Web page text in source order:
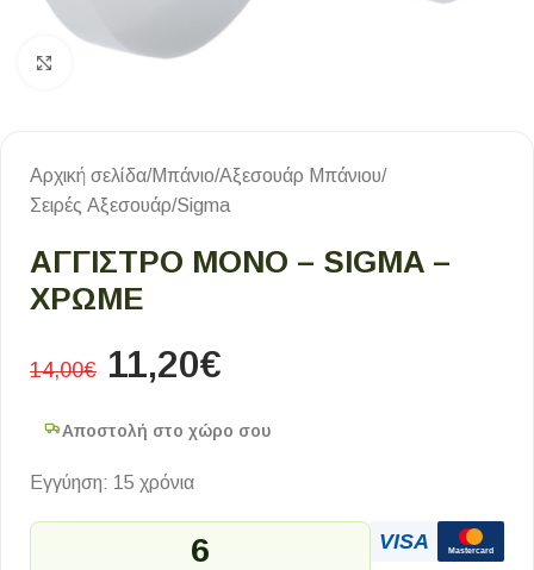
Κλικ για μεγέθυνση
Αρχική σελίδα/Μπάνιο/Αξεσουάρ Μπάνιου/
Σειρές Αξεσουάρ/Sigma
ΑΓΓΙΣΤΡΟ ΜΟΝΟ – SIGMA –
ΧΡΩΜΕ
14,00€ 11,20€
Αποστολή στο χώρο σου
Εγγύηση: 15 χρόνια
6 VISA Mastercard